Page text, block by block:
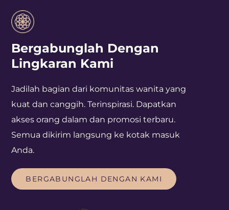
Bergabunglah Dengan
Lingkaran Kami
Jadilah bagian dari komunitas wanita yang
kuat dan canggih. Terinspirasi. Dapatkan
akses orang dalam dan promosi terbaru.
Semua dikirim langsung ke kotak masuk
Anda.
BERGABUNGLAH DENGAN KAMI